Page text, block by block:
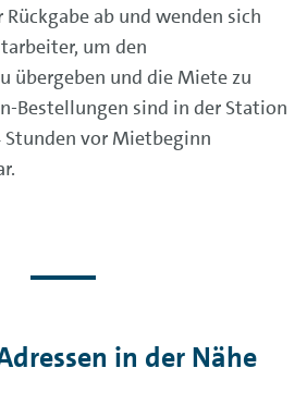
ab und wenden sich
um den
übergeben und die Miete zu
Bestellungen sind in der Station
vor Mietbeginn
in der Nähe